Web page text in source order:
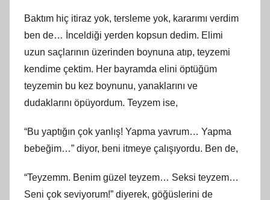
Baktım hiç itiraz yok, tersleme yok, kararımı verdim
ben de… İnceldiği yerden kopsun dedim. Elimi
uzun saçlarının üzerinden boynuna atıp, teyzemi
kendime çektim. Her bayramda elini öptüğüm
teyzemin bu kez boynunu, yanaklarını ve
dudaklarını öpüyordum. Teyzem ise,
“Bu yaptığın çok yanlış! Yapma yavrum… Yapma
bebeğim…” diyor, beni itmeye çalışıyordu. Ben de,
“Teyzemm. Benim güzel teyzem… Seksi teyzem…
Seni çok seviyorum!” diyerek, göğüslerini de